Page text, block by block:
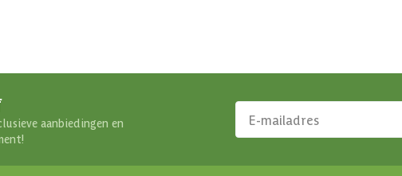
aanbiedingen en